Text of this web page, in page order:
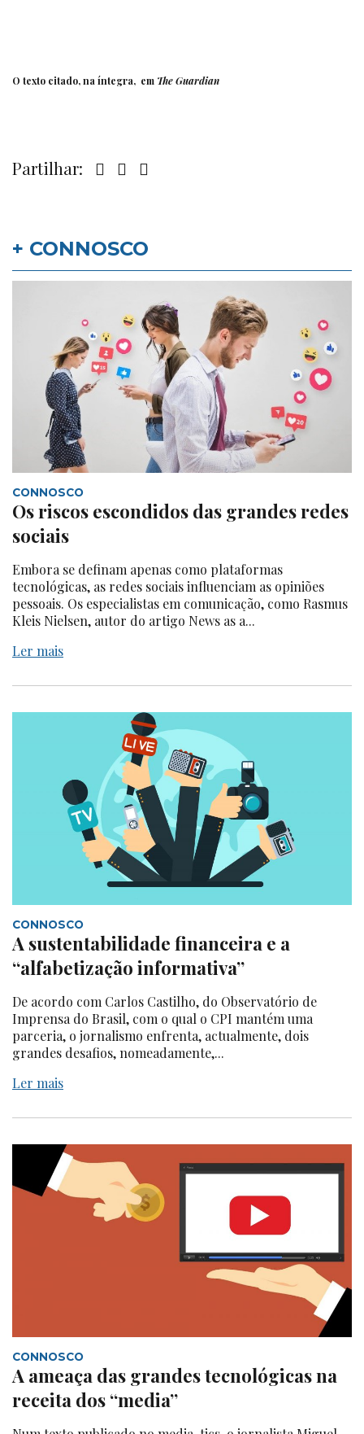
O texto citado, na íntegra, em The Guardian
Partilhar:
+ CONNOSCO
CONNOSCO
Os riscos escondidos das grandes redes
sociais
Embora se definam apenas como plataformas
tecnológicas, as redes sociais influenciam as opiniões
pessoais. Os especialistas em comunicação, como Rasmus
Kleis Nielsen, autor do artigo News as a...
Ler mais
CONNOSCO
A sustentabilidade financeira e a
“alfabetização informativa”
De acordo com Carlos Castilho, do Observatório de
Imprensa do Brasil, com o qual o CPI mantém uma
parceria, o jornalismo enfrenta, actualmente, dois
grandes desafios, nomeadamente,...
Ler mais
CONNOSCO
A ameaça das grandes tecnológicas na
receita dos “media”